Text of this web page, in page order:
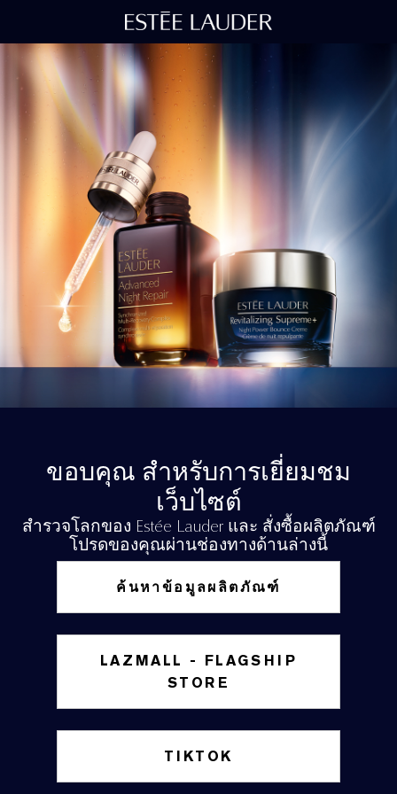
ขอบคุณ สำหรับการเยี่ยมชม
เว็บไซต์
สำรวจโลกของ Estée Lauder และ สั่งซื้อผลิตภัณฑ์
โปรดของคุณผ่านช่องทางด้านล่างนี้
ค้นหาข้อมูลผลิตภัณฑ์
LAZMALL - FLAGSHIP
STORE
TIKTOK